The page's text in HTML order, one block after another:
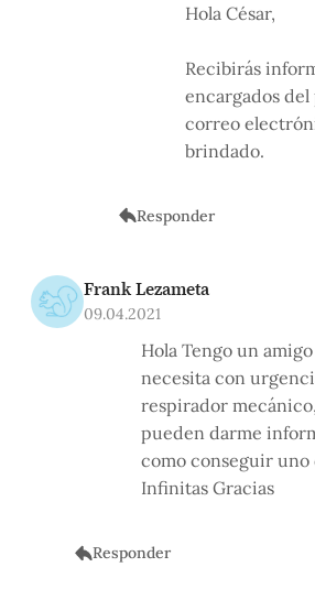
Hola César,
Recibirás
encargados
correo
brindado.
Responder
Frank Lezameta
09.04.2021
Hola Tengo un
necesita con
respirador
pueden darme
como conseguir uno
Infinitas Gracias
Responder